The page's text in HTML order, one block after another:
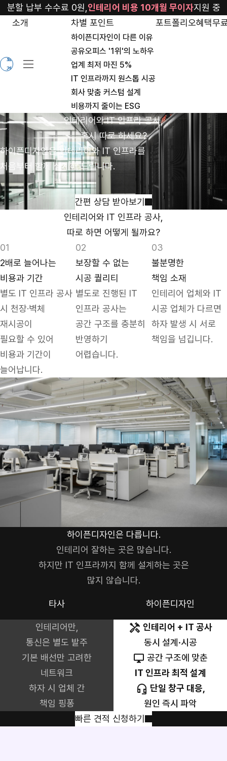
료
견
소개 차별 포인트
하이픈디자인이 다른 이유
공유오피스 '1위'의 노하우
업계 최저 마진 5%
IT 인프라까지 원스톱 시공
회사 맞춤 커스텀 설계
비용까지 줄이는 ESG
포트폴리오혜택무
분할 납부 수수료 0원, 인테리어 비용 10개월 무이자지원 중
인테리어와 IT 인프라 공사,
혹시 따로 하세요?
하이픈디자인은 인테리어와 IT 인프라를
처음부터 함께 설계해 드립니다.
간편 상담 받아보기
인테리어와 IT 인프라 공사,
따로 하면 어떻게 될까요?
2배로 늘어나는
비용과 기간
별도 IT 인프라 공사
시 천장·벽체
재시공이
필요할 수 있어
비용과 기간이
늘어납니다.
보장할 수 없는
시공 퀄리티
별도로 진행된 IT
인프라 공사는
공간 구조를 충분히
반영하기
어렵습니다.
불분명한
책임 소재
인테리어 업체와 IT
시공 업체가 다르면
하자 발생 시 서로
책임을 넘깁니다.
하이픈디자인은 다릅니다.
인테리어 잘하는 곳은 많습니다.
하지만 IT 인프라까지 함께 설계하는 곳은
많지 않습니다.
타사
인테리어만,
통신은 별도 발주
기본 배선만 고려한
네트워크
하자 시 업체 간
책임 핑퐁
하이픈디자인
인테리어 + IT 공사
동시 설계·시공
공간 구조에 맞춘
IT 인프라 최적 설계
단일 창구 대응,
원인 즉시 파악
빠른 견적 신청하기